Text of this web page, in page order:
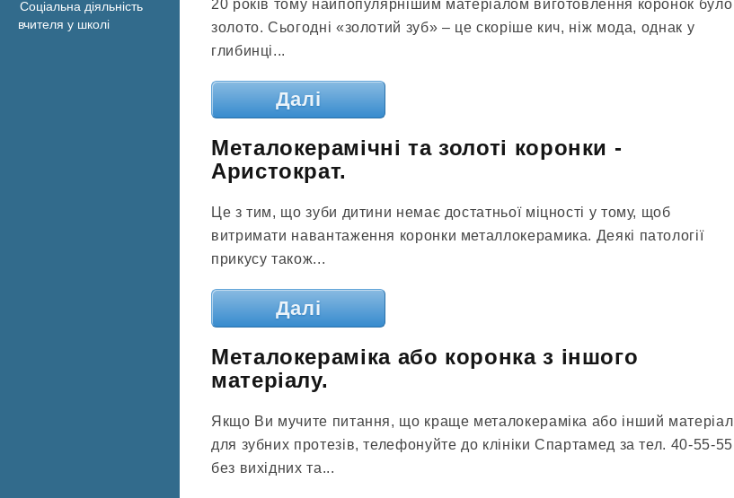
20 років тому найпопулярнішим матеріалом виготовлення коронок було
золото. Сьогодні «золотий зуб» – це скоріше кич, ніж мода, однак у
глибинці...
Далі
Металокерамічні та золоті коронки -
Аристократ.
Це з тим, що зуби дитини немає достатньої міцності у тому, щоб
витримати навантаження коронки металлокерамика. Деякі патології
прикусу також...
Далі
Металокераміка або коронка з іншого
матеріалу.
Якщо Ви мучите питання, що краще металокераміка або інший матеріал
для зубних протезів, телефонуйте до клініки Спартамед за тел. 40-55-55
без вихідних та...
Соціальна діяльність
вчителя у школі